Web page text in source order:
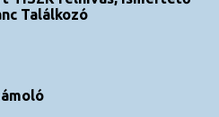
Találkozó